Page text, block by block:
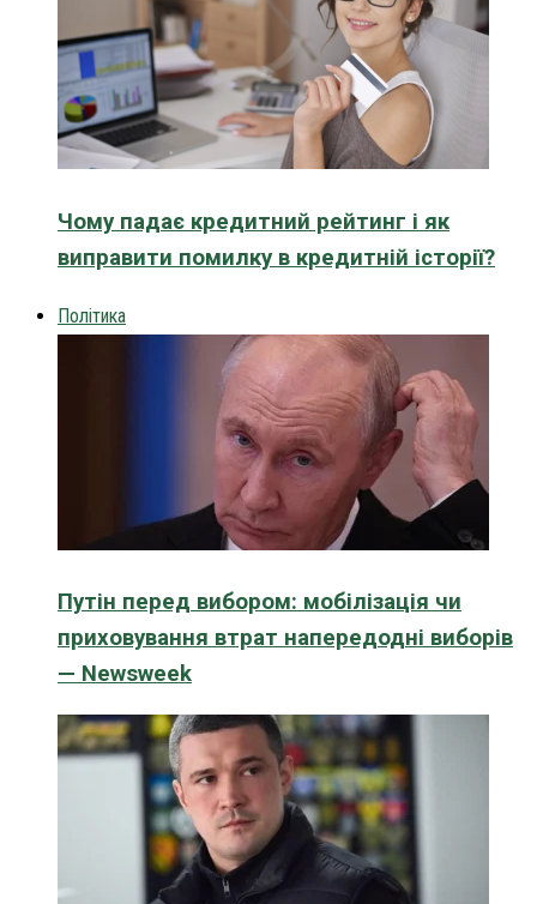
Чому падає кредитний рейтинг і як
виправити помилку в кредитній історії?
Політика
Путін перед вибором: мобілізація чи
приховування втрат напередодні виборів
— Newsweek